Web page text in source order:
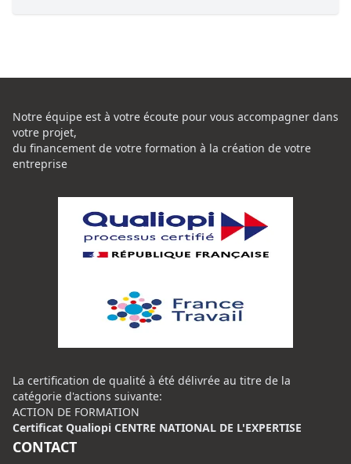
Notre équipe est à votre écoute pour vous accompagner dans
votre projet,
du financement de votre formation à la création de votre
entreprise
La certification de qualité à été délivrée au titre de la
catégorie d'actions suivante:
ACTION DE FORMATION
Certificat Qualiopi CENTRE NATIONAL DE L'EXPERTISE
CONTACT